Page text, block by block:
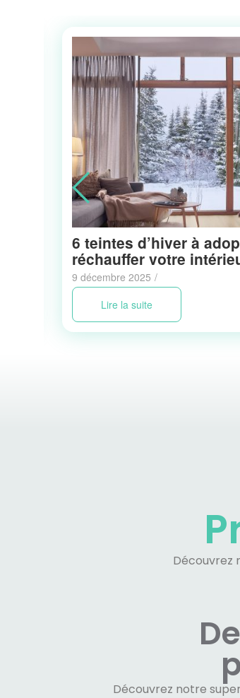
6 teintes d’hiver à
réchauffer votre
9 décembre 2025 /
Lire la suite
Découvrez
Découvrez notre